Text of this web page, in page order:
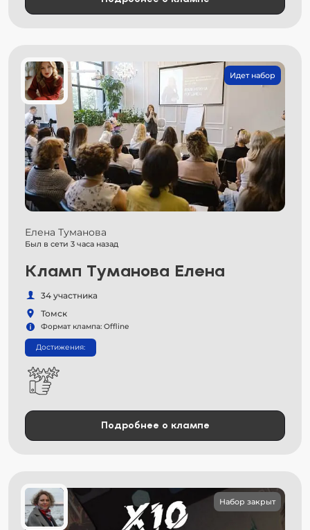
Идет набор
Елена Туманова
Был в сети 3 часа назад
Кламп Туманова Елена
34 участника
Томск
Формат клампа: Offline
Достижения:
Подробнее о клампе
Набор закрыт